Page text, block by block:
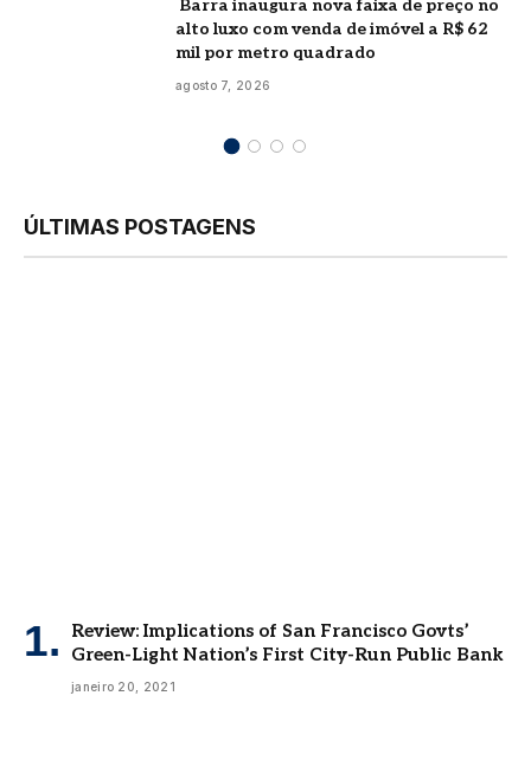
Barra inaugura nova faixa de preço no
alto luxo com venda de imóvel a R$ 62
mil por metro quadrado
agosto 7, 2026
ÚLTIMAS POSTAGENS
Review: Implications of San Francisco Govts’
Green-Light Nation’s First City-Run Public Bank
janeiro 20, 2021